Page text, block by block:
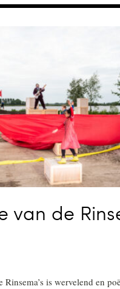
van de
is wervelend en